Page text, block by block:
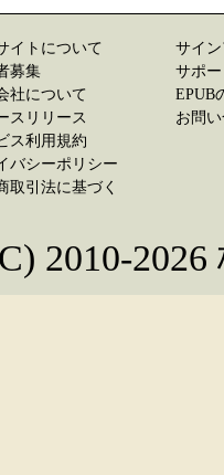
イトについて
募集
社について
スリリース
ス利用規約
バシーポリシー
取引法に基づく
サイ
サポ
EPUB
お問
2010-